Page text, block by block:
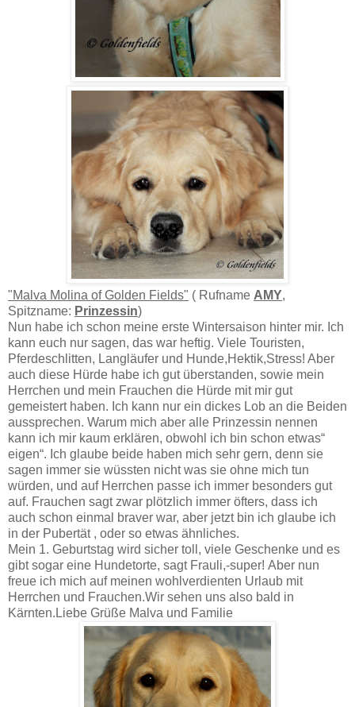
"Malva Molina of Golden Fields" ( Rufname AMY,
Spitzname: Prinzessin)
Nun habe ich schon meine erste Wintersaison hinter mir. Ich
kann euch nur sagen, das war heftig. Viele Touristen,
Pferdeschlitten, Langläufer und Hunde,Hektik,Stress! Aber
auch diese Hürde habe ich gut überstanden, sowie mein
Herrchen und mein Frauchen die Hürde mit mir gut
gemeistert haben. Ich kann nur ein dickes Lob an die Beiden
aussprechen. Warum mich aber alle Prinzessin nennen
kann ich mir kaum erklären, obwohl ich bin schon etwas“
eigen“. Ich glaube beide haben mich sehr gern, denn sie
sagen immer sie wüssten nicht was sie ohne mich tun
würden, und auf Herrchen passe ich immer besonders gut
auf. Frauchen sagt zwar plötzlich immer öfters, dass ich
auch schon einmal braver war, aber jetzt bin ich glaube ich
in der Pubertät , oder so etwas ähnliches.
Mein 1. Geburtstag wird sicher toll, viele Geschenke und es
gibt sogar eine Hundetorte, sagt Frauli,-super! Aber nun
freue ich mich auf meinen wohlverdienten Urlaub mit
Herrchen und Frauchen.Wir sehen uns also bald in
Kärnten.Liebe Grüße Malva und Familie